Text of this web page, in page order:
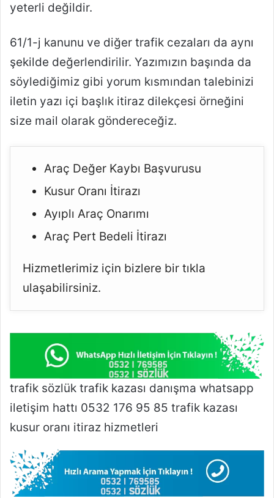
yeterli değildir.
61/1-j kanunu ve diğer trafik cezaları da aynı
şekilde değerlendirilir. Yazımızın başında da
söylediğimiz gibi yorum kısmından talebinizi
iletin yazı içi başlık itiraz dilekçesi örneğini
size mail olarak göndereceğiz.
Araç Değer Kaybı Başvurusu
Kusur Oranı İtirazı
Ayıplı Araç Onarımı
Araç Pert Bedeli İtirazı
Hizmetlerimiz için bizlere bir tıkla
ulaşabilirsiniz.
trafik sözlük trafik kazası danışma whatsapp
iletişim hattı 0532 176 95 85 trafik kazası
kusur oranı itiraz hizmetleri